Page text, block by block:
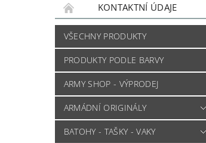
KONTAKTNÍ ÚDAJE
VŠECHNY PRODUKTY
PRODUKTY PODLE BARVY
ARMY SHOP - VÝPRODEJ
ARMÁDNÍ ORIGINÁLY
BATOHY - TAŠKY - VAKY